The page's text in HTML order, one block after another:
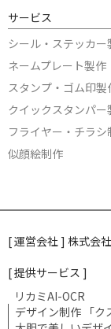
サービス
シール・ステッカー
ネームプレート製作
スタンプ・ゴム印製
クイックスタンパー
フライヤー・チラシ
似顔絵制作
[ 運営会社 ] 株式会
[ 提供サービス ]
リカミAI-OCR
デザイン制作 「ク